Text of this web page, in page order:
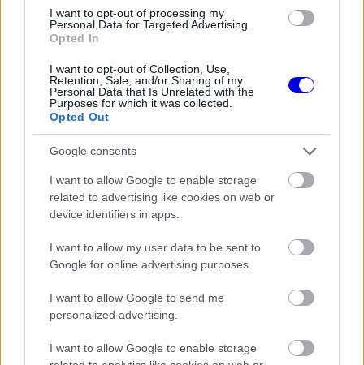
I want to opt-out of processing my
Personal Data for Targeted Advertising.
Opted In
I want to opt-out of Collection, Use,
Retention, Sale, and/or Sharing of my
Personal Data that Is Unrelated with the
Purposes for which it was collected.
Opted Out
Google consents
I want to allow Google to enable storage
related to advertising like cookies on web or
device identifiers in apps.
I want to allow my user data to be sent to
Google for online advertising purposes.
I want to allow Google to send me
personalized advertising.
I want to allow Google to enable storage
modal
window.
„Jelenleg egyetlen fiatal versenyzőnél sem látjuk
azt a szikrát. Nagyon nehéz tudni, mi vár ránk.
Valamilyen oknál fogva az F1 nem figyeli, mi
történik az Egyesült Államokban, például az
IndyCarban, és hogy mely pilóták lehetnének
vagy nem lehetnének esetleg potenciális F1-es
versenyzők" - fejtette ki Villeneuve.
EZEKET IS AJÁNLJUK